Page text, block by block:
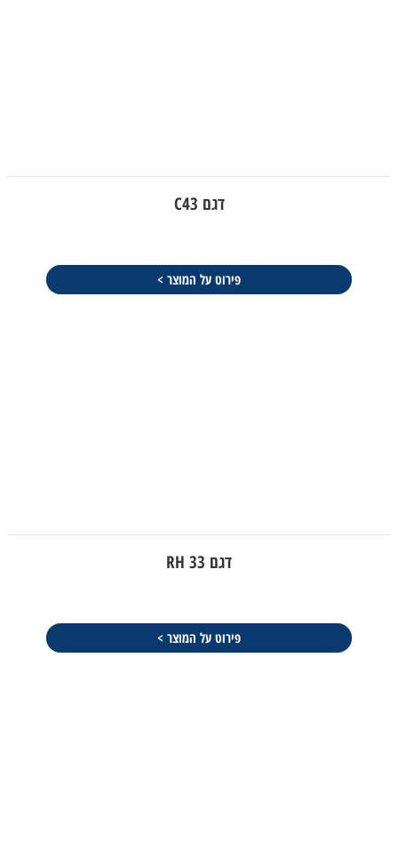
דגם C43
פירוט על המוצר >
דגם RH 33
פירוט על המוצר >